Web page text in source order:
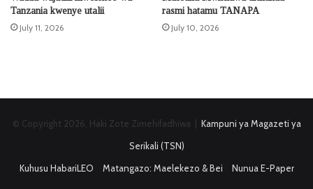
Tanzania kwenye utalii
July 11, 2026
rasmi hatamu TANAPA
July 10, 2026
© Copyright 2026, Haki Zote Zimehifadhiwa | Kampuni ya Magazeti ya
Serikali (TSN)
Kuhusu HabariLEO
Matangazo: Maelekezo & Bei Nunua E-Paper